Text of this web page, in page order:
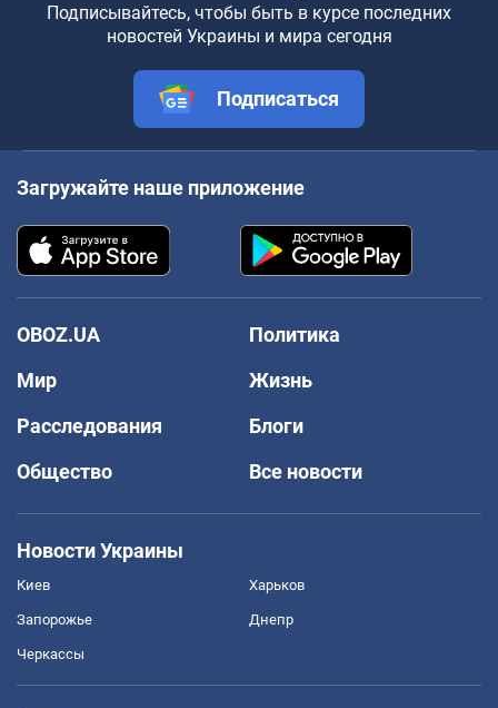
Подписывайтесь, чтобы быть в курсе последних
новостей Украины и мира сегодня
Подписаться
Загружайте наше приложение
OBOZ.UA
Политика
Мир
Жизнь
Расследования
Блоги
Общество
Все новости
Новости Украины
Киев Харьков
Запорожье Днепр
Черкассы